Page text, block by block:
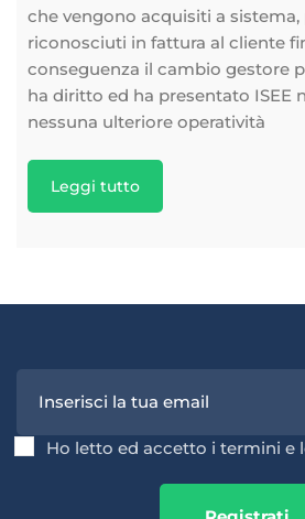
che vengono acquisiti a sistema,
riconosciuti in fattura al cliente
conseguenza il cambio gestore
ha diritto ed ha presentato ISEE
nessuna ulteriore operatività
Leggi tutto
Ho letto ed accetto i termini e